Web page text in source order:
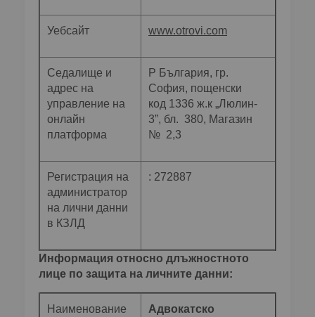
Уебсайт www.otrovi.com
Седалище и
адрес на
управление на
онлайн
платформа
Р България, гр.
София, пощенски
код 1336 ж.к „Люлин-
3”, бл. 380, Магазин
№ 2,3
Регистрация на
администратор
на лични данни
в КЗЛД
: 272887
Информация относно длъжностното
лице по защита на личните данни:
Наименование
Адвокатско